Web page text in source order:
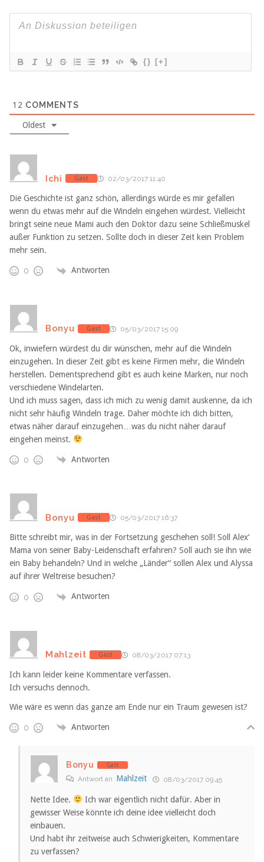
{} [+]
12 COMMENTS
Oldest
Ichi Gast 02/03/2017 11:40
Die Geschichte ist ganz schön, allerdings würde es mir gefallen
wenn du etwas mehr auf die Windeln eingehen würdest. Vielleicht
bringt seine neue Mami auch den Doktor dazu seine Schließmuskel
außer Funktion zu setzen. Sollte doch in dieser Zeit kein Problem
mehr sein.
0 Antworten
Bonyu Gast 05/03/2017 15:09
Ok, inwiefern würdest du dir wünschen, mehr auf die Windeln
einzugehen. In dieser Zeit gibt es keine Firmen mehr, die Windeln
herstellen. Dementsprechend gibt es auch keine Marken, nur noch
verschiedene Windelarten.
Und ich muss sagen, dass ich mich zu wenig damit auskenne, da ich
nicht sehr häufig Windeln trage. Daher möchte ich dich bitten,
etwas näher darauf einzugehen…was du nicht näher darauf
eingehen meinst.
0 Antworten
Bonyu Gast 05/03/2017 16:37
Bitte schreibt mir, was in der Fortsetzung geschehen soll! Soll Alex‘
Mama von seiner Baby-Leidenschaft erfahren? Soll auch sie ihn wie
ein Baby behandeln? Und in welche „Länder“ sollen Alex und Alyssa
auf ihrer Weltreise besuchen?
0 Antworten
Mahlzeit Gast 08/03/2017 07:13
Ich kann leider keine Kommentare verfassen.
Ich versuchs dennoch.
Wie wäre es wenn das ganze am Ende nur ein Traum gewesen ist?
0 Antworten
Bonyu Gast
Antwort an Mahlzeit 08/03/2017 09:45
Nette Idee.
Ich war eigentlich nicht dafür. Aber in
gewisser Weise könnte ich deine idee vielleicht doch
einbauen.
Und habt ihr zeitweise auch Schwierigkeiten, Kommentare
zu verfassen?